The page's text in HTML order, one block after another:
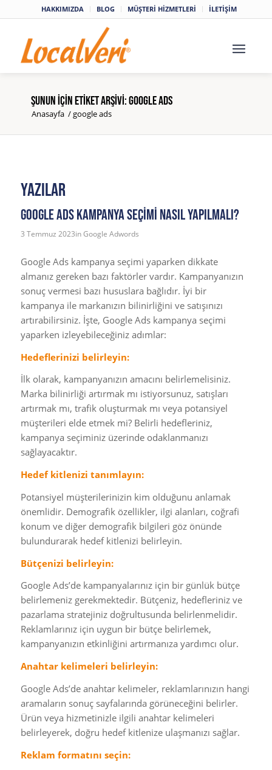
HAKKIMIZDA BLOG MÜŞTERİ HİZMETLERİ İLETİŞİM
şunun için etiket arşivi: google ads
Anasayfa /google ads
Yazılar
Google Ads kampanya seçimi nasıl yapılmalı?
3 Temmuz 2023inGoogle Adwords
Google Ads kampanya seçimi yaparken dikkate
almanız gereken bazı faktörler vardır. Kampanyanızın
sonuç vermesi bazı hususlara bağlıdır. İyi bir
kampanya ile markanızın bilinirliğini ve satışınızı
artırabilirsiniz. İşte, Google Ads kampanya seçimi
yaparken izleyebileceğiniz adımlar:
Hedeflerinizi belirleyin:
İlk olarak, kampanyanızın amacını belirlemelisiniz.
Marka bilinirliği artırmak mı istiyorsunuz, satışları
artırmak mı, trafik oluşturmak mı veya potansiyel
müşterileri elde etmek mi? Belirli hedefleriniz,
kampanya seçiminiz üzerinde odaklanmanızı
sağlayacaktır.
Hedef kitlenizi tanımlayın:
Potansiyel müşterilerinizin kim olduğunu anlamak
önemlidir. Demografik özellikler, ilgi alanları, coğrafi
konum ve diğer demografik bilgileri göz önünde
bulundurarak hedef kitlenizi belirleyin.
Bütçenizi belirleyin:
Google Ads’de kampanyalarınız için bir günlük bütçe
belirlemeniz gerekmektedir. Bütçeniz, hedefleriniz ve
pazarlama stratejiniz doğrultusunda belirlenmelidir.
Reklamlarınız için uygun bir bütçe belirlemek,
kampanyanızın etkinliğini artırmanıza yardımcı olur.
Anahtar kelimeleri belirleyin:
Google Ads’de anahtar kelimeler, reklamlarınızın hangi
aramaların sonuç sayfalarında görüneceğini belirler.
Ürün veya hizmetinizle ilgili anahtar kelimeleri
belirleyerek, doğru hedef kitlenize ulaşmanızı sağlar.
Reklam formatını seçin: